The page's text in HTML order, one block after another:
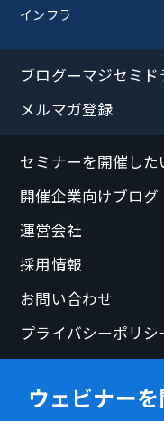
インフラ
ブログーマジセミド
メルマガ登録
セミナーを開催した
開催企業向けブログ
運営会社
採用情報
お問い合わせ
プライバシーポリシ
ウェビナー